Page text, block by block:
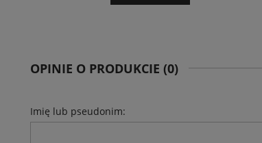
OPINIE O PRODUKCIE (0)
Imię lub pseudonim: